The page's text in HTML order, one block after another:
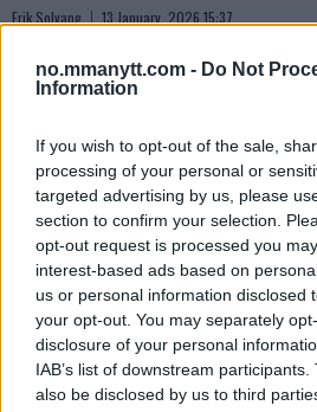
no.mmanytt.com - Do Not
Information
If you wish to opt-out of the sale,
processing of your personal or
targeted advertising by us, please
section to confirm your selection.
opt-out request is processed you
interest-based ads based on
us or personal information disclosed
your opt-out. You may separately
disclosure of your personal
IAB’s list of downstream
also be disclosed by us to third
Erik Solvang 13 January, 2026 15:37
ARMAN TSARUKYAN